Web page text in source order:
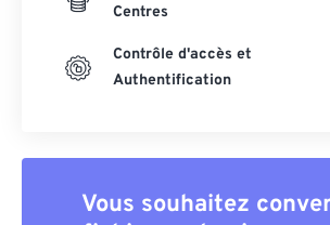
Centres
Contrôle d'accès et
Authentification
Vous souhaitez